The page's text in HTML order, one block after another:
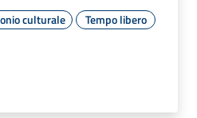
culturale Tempo libero